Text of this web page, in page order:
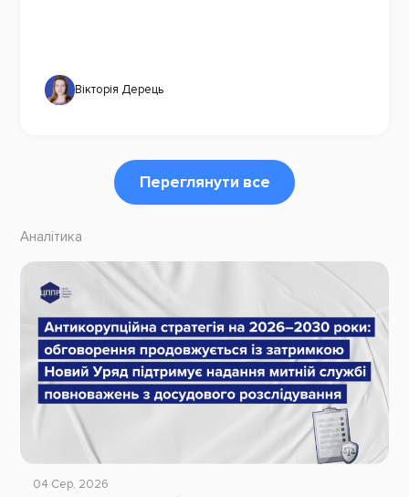
Вікторія Дерець
Переглянути все
Аналітика
04 Сер, 2026